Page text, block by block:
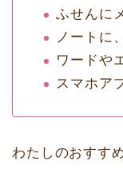
ふせんに
ノートに
ワードや
スマホア
わたしのおすすめ